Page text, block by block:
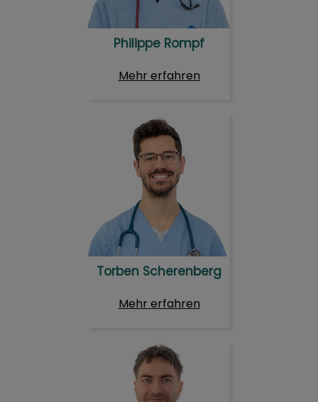
Philippe Rompf
Mehr erfahren
Torben Scherenberg
Torben Scherenberg
Mehr erfahren
Armin Krüger